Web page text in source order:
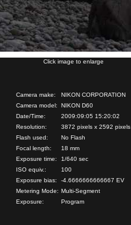
Click image to enlarge
Camera make:
NIKON CORPORATION
Camera model:
NIKON D60
Date/Time:
2009:09:05 15:20:02
Resolution:
3872 pixels x 2592 pixels
Flash used:
No Flash
Focal length:
18 mm
Exposure time:
1/640 sec
ISO equiv.:
100
Exposure bias:
-4.6666666666667 EV
Metering Mode: Multi-Segment
Exposure:
Program